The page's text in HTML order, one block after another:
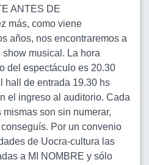
ANTES DE
más, como viene
años, nos encontraremos a
musical. La hora
del espectáculo es 20.30
hall de entrada 19.30 hs
el ingreso al auditorio. Cada
son sin numerar,
Por un convenio
de Uocra-cultura las
a MI NOMBRE y sólo